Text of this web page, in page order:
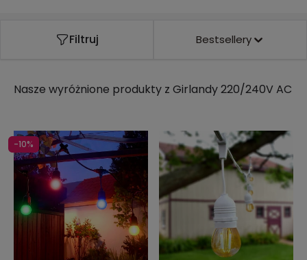
popularne siatki i zaslony LED.
Filtruj Bestsellery
Nasze wyróżnione produkty z Girlandy 220/240V AC
-10%